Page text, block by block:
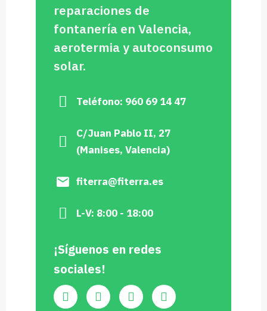
reparaciones de
fontanería en Valencia,
aerotermia y autoconsumo
solar.
Teléfono: 960 69 14 47
C/Juan Pablo II, 27
(Manises, Valencia)
fiterra@fiterra.es
L-V: 8:00 - 18:00
¡Síguenos en redes
sociales!